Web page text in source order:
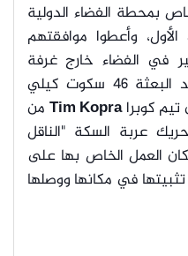
بمحطة الفضاء الدولية
كانون الأول، وأعطوا موافقتهم
في الفضاء خارج غرفة
سكوت كيلي
كوبراTim Kopra من
عربة السكة "الناقل
العمل الخاص بها على
في مكانها ووصلها